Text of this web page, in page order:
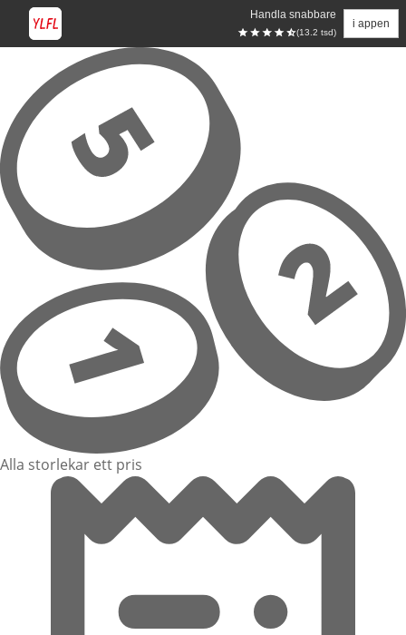
Handla snabbare
(13.2 tsd)
i appen
Hoppa till huvudinnehåll
Alla storlekar ett pris